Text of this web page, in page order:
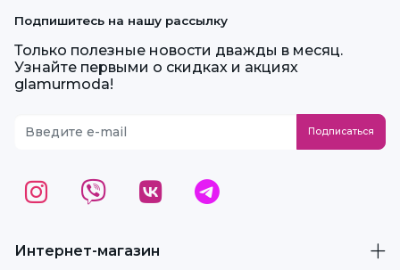
Интернет-магазин
Подпишитесь на нашу рассылку
Только полезные новости дважды в месяц.
Узнайте первыми о скидках и акциях
glamurmoda!